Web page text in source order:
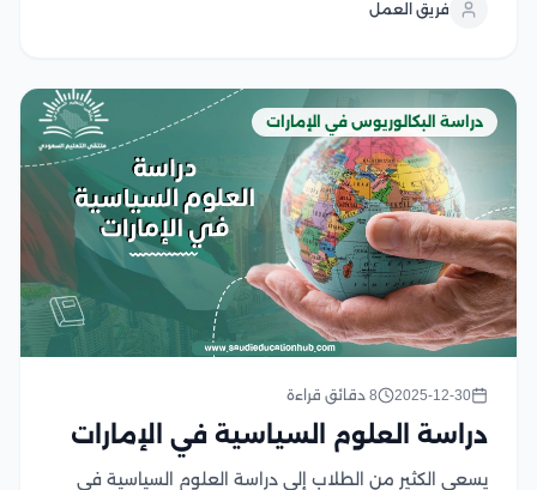
منها الإنترنت عالي السرعة وغرف للدراسة وصالات رياضية،...
فريق العمل
دراسة البكالوريوس في الإمارات
2025-12-30 8 دقائق قراءة
دراسة العلوم السياسية في الإمارات
يسعى الكثير من الطلاب إلى دراسة العلوم السياسية في